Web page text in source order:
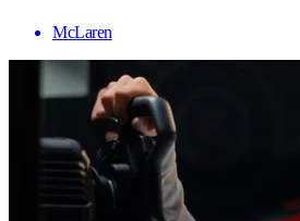
McLaren